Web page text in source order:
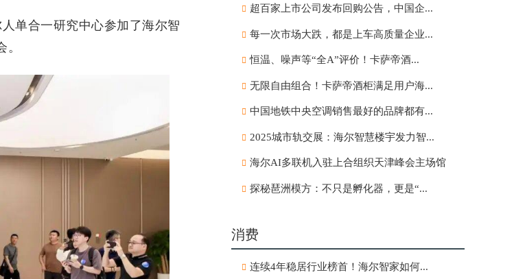
单合一研究中心参加了海尔智
超百家上市公司发布回购公告，中国企...
每一次市场大跌，都是上车高质量企业...
恒温、噪声等“全A”评价！卡萨帝酒...
无限自由组合！卡萨帝酒柜满足用户海...
中国地铁中央空调销售最好的品牌都有...
2025城市轨交展：海尔智慧楼宇发力智...
海尔AI多联机入驻上合组织天津峰会主场馆
探秘琶洲模方：不只是孵化器，更是“...
消费
连续4年稳居行业榜首！海尔智家如何...